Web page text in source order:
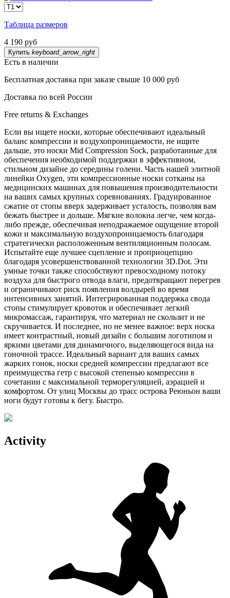
Таблица размеров
4 190 руб
Купить keyboard_arrow_right
Есть в наличии
Бесплатная доставка при заказе свыше 10 000 руб
Доставка по всей России
Free returns & Exchanges
Если вы ищете носки, которые обеспечивают идеальный
баланс компрессии и воздухопроницаемости, не ищите
дальше, это носки Mid Compression Sock, разработанные для
обеспечения необходимой поддержки в эффективном,
стильном дизайне до середины голени. Часть нашей элитной
линейки Oxygen, эти компрессионные носки сотканы на
медицинских машинах для повышения производительности
на ваших самых крупных соревнованиях. Градуированное
сжатие от стопы вверх задерживает усталость, позволяя вам
бежать быстрее и дольше. Мягкие волокна легче, чем когда-
либо прежде, обеспечивая неподражаемое ощущение второй
кожи и максимальную воздухопроницаемость благодаря
стратегически расположенным вентиляционным полосам.
Испытайте еще лучшее сцепление и проприоцепцию
благодаря усовершенствованной технологии 3D.Dot. Эти
умные точки также способствуют превосходному потоку
воздуха для быстрого отвода влаги, предотвращают перегрев
и ограничивают риск появления волдырей во время
интенсивных занятий. Интегрированная поддержка свода
стопы стимулирует кровоток и обеспечивает легкий
микромассаж, гарантируя, что материал не скользит и не
скручивается. И последнее, но не менее важное: верх носка
имеет контрастный, новый дизайн с большим логотипом и
яркими цветами для динамичного, выделяющегося вида на
гоночной трассе. Идеальный вариант для ваших самых
жарких гонок, носки средней компрессии предлагают все
преимущества гетр с высокой степенью компрессии в
сочетании с максимальной терморегуляцией, аэрацией и
комфортом. От улиц Москвы до трасс острова Реюньон ваши
ноги будут готовы к бегу. Быстро.
Activity